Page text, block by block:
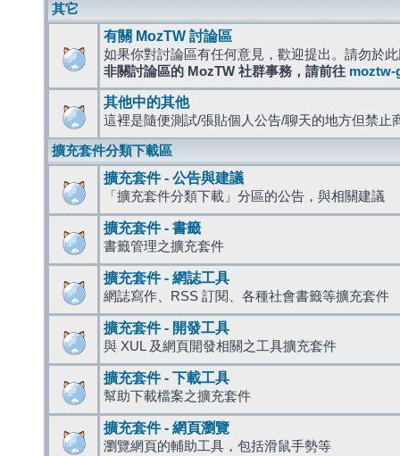
其它
有關 MozTW 討論區
如果你對討論區有任何意見，歡迎提出。請勿於
非關討論區的 MozTW 社群事務，請前往 moztw-
其他中的其他
這裡是隨便測試/張貼個人公告/聊天的地方但禁止
擴充套件分類下載區
擴充套件 - 公告與建議
「擴充套件分類下載」分區的公告，與相關建議
擴充套件 - 書籤
書籤管理之擴充套件
擴充套件 - 網誌工具
網誌寫作、RSS 訂閱、各種社會書籤等擴充套件
擴充套件 - 開發工具
與 XUL 及網頁開發相關之工具擴充套件
擴充套件 - 下載工具
幫助下載檔案之擴充套件
擴充套件 - 網頁瀏覽
瀏覽網頁的輔助工具，包括滑鼠手勢等